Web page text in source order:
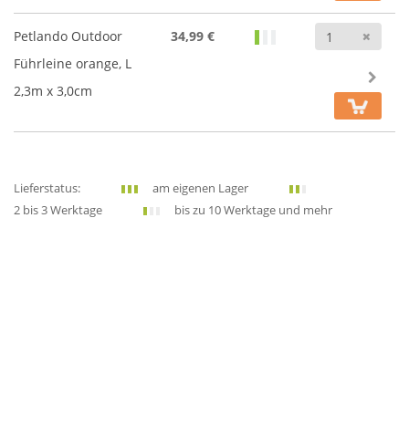
Petlando Outdoor
Führleine orange, L
2,3m x 3,0cm
34,99 €
Lieferstatus:
am eigenen Lager
2 bis 3 Werktage
bis zu 10 Werktage und mehr